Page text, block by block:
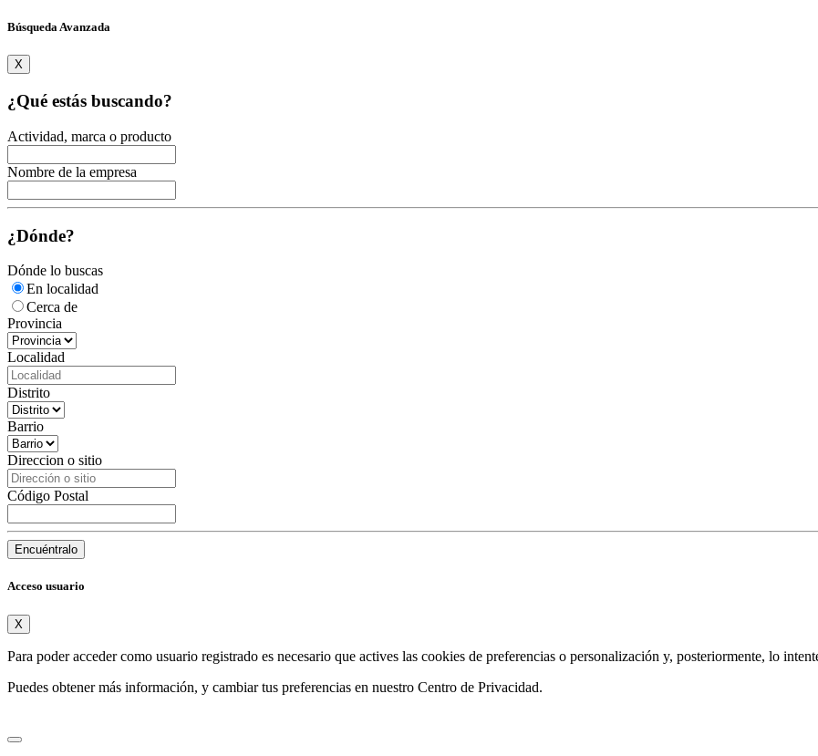
Búsqueda Avanzada
X
¿Qué estás buscando?
Actividad, marca o producto
Nombre de la empresa
¿Dónde?
Dónde lo buscas
En localidad
Cerca de
Provincia
Localidad
Distrito
Barrio
Direccion o sitio
Código Postal
Encuéntralo
Acceso usuario
X
Para poder acceder como usuario registrado es necesario que actives las cookies de preferencias o personalización y, posteriormente, lo
Puedes obtener más información, y cambiar tus preferencias en nuestro Centro de Privacidad.